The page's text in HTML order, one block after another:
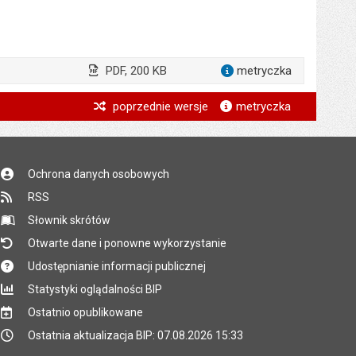
PDF, 200 KB metryczka
*
*
poprzednie wersje metryczka
Ochrona danych osobowych
RSS
Słownik skrótów
Otwarte dane i ponowne wykorzystanie
Udostępnianie informacji publicznej
Statystyki oglądalności BIP
Ostatnio opublikowane
Ostatnia aktualizacja BIP: 07.08.2026 15:33